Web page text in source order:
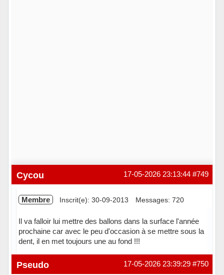
#749
17-05-2026 23:13:44
Cycou
Membre Inscrit(e): 30-09-2013 Messages: 720
Il va falloir lui mettre des ballons dans la surface l'année
prochaine car avec le peu d'occasion à se mettre sous la
dent, il en met toujours une au fond !!!
Hors ligne #750
17-05-2026 23:39:29
Pseudo